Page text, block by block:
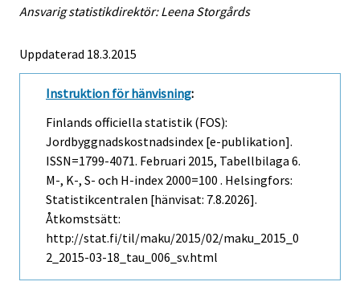
Ansvarig statistikdirektör: Leena Storgårds
Uppdaterad 18.3.2015
Instruktion för hänvisning:
Finlands officiella statistik (FOS):
Jordbyggnadskostnadsindex [e-publikation].
ISSN=1799-4071. Februari 2015, Tabellbilaga 6.
M-, K-, S- och H-index 2000=100 . Helsingfors:
Statistikcentralen [hänvisat: 7.8.2026].
Åtkomstsätt:
http://stat.fi/til/maku/2015/02/maku_2015_0
2_2015-03-18_tau_006_sv.html